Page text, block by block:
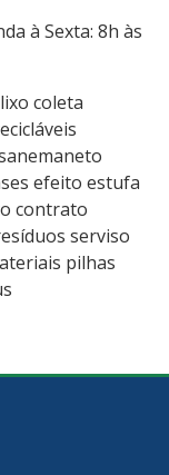
à Sexta: 8h às
coleta
efeito estufa
contrato
serviso
pilhas